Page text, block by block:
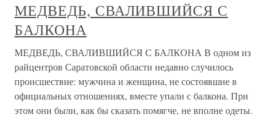
МЕДВЕДЬ, СВАЛИВШИЙСЯ С
БАЛКОНА
МЕДВЕДЬ, СВАЛИВШИЙСЯ С БАЛКОНА В одном из
райцентров Саратовской области недавно случилось
происшествие: мужчина и женщина, не состоявшие в
официальных отношениях, вместе упали с балкона. При
этом они были, как бы сказать помягче, не вполне одеты.